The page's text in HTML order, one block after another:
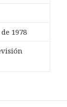
1978